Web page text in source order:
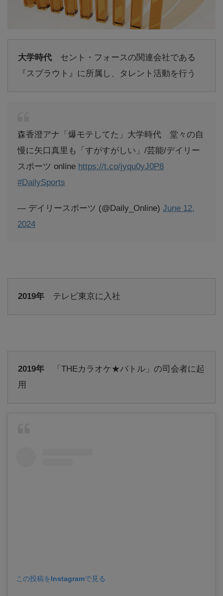
大学時代 セント・フォースの関連会社である
『スプラウト』に所属し、タレント活動を行う
森香澄アナ「爆モテしてた」大学時代 堂々の自
慢に矢口真里も「すがすがしい」/芸能/デイリー
スポーツ online https://t.co/jyqu0yJ0P8
#DailySports
— デイリースポーツ (@Daily_Online) June 12,
2024
2019年 テレビ東京に入社
2019年 「THEカラオケ★バトル」の司会者に起
用
この投稿をInstagramで見る